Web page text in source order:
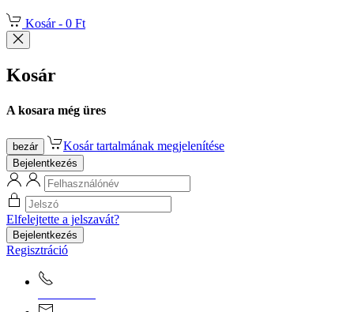
Kosár - 0 Ft
Kosár
A kosara még üres
bezár Kosár tartalmának megjelenítése
Bejelentkezés
Elfelejtette a jelszavát?
Bejelentkezés
Regisztráció